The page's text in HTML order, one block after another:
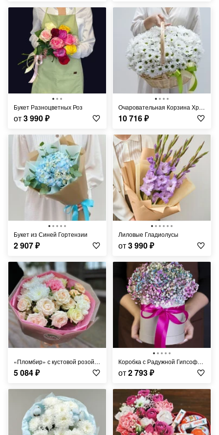
Букет Разноцветных Роз
от3 990₽
Очаровательная Корзина Хризантем
10 716₽
Букет из Синей Гортензии
2 907₽
Лиловые Гладиолусы
от3 990₽
«Пломбир» с кустовой розой любимой
5 084₽
Коробка с Радужной Гипсофилой
от2 793₽